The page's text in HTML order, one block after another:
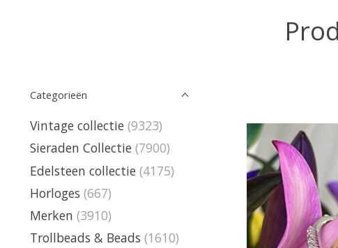
Categorieën
Vintage collectie (9323)
Sieraden Collectie (7900)
Edelsteen collectie (4175)
Horloges (667)
Merken (3910)
Trollbeads & Beads (1610)